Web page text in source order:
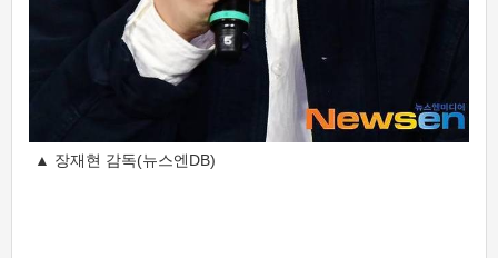
▲ 장재현 감독(뉴스엔DB)